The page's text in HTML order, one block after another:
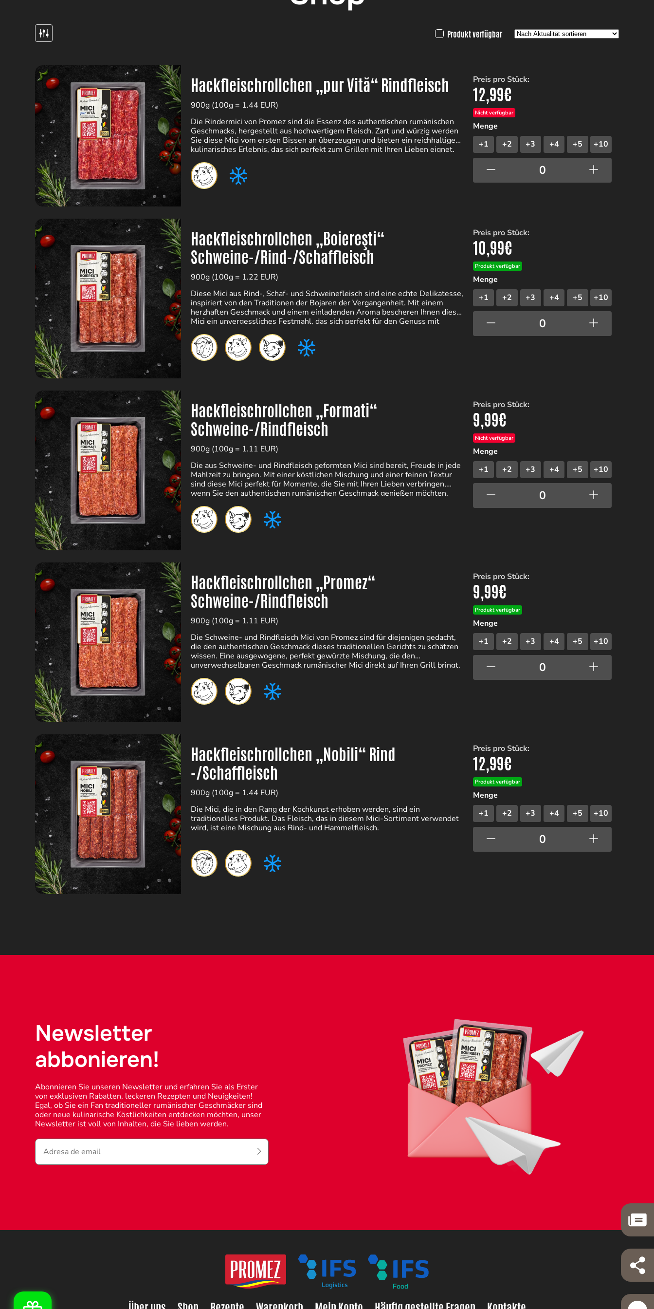
Produkt verfügbar
Hackfleischrollchen „pur Vită“ Rindfleisch
900g (100g = 1.44 EUR)
Die Rindermici von Promez sind die Essenz des authentischen rumänischen
Geschmacks, hergestellt aus hochwertigem Fleisch. Zart und würzig werden
Sie diese Mici vom ersten Bissen an überzeugen und bieten ein reichhaltiges
kulinarisches Erlebnis, das sich perfekt zum Grillen mit Ihren Lieben eignet.
Preis pro Stück:
12,99€
Nicht verfügbar
Menge
+1
+2 +3 +4 +5 +10
Hackfleischrollchen „Boiereşti“
Schweine-/Rind-/Schaffleisch
900g (100g = 1.22 EUR)
Diese Mici aus Rind-, Schaf- und Schweinefleisch sind eine echte Delikatesse,
inspiriert von den Traditionen der Bojaren der Vergangenheit. Mit einem
herzhaften Geschmack und einem einladenden Aroma bescheren Ihnen diese
Mici ein unvergessliches Festmahl, das sich perfekt für den Genuss mit
Preis pro Stück:
10,99€
Produkt verfügbar
Menge
+1
+2 +3 +4 +5 +10
Hackfleischrollchen „Formati“
Schweine-/Rindfleisch
900g (100g = 1.11 EUR)
Die aus Schweine- und Rindfleisch geformten Mici sind bereit, Freude in jede
Mahlzeit zu bringen. Mit einer köstlichen Mischung und einer feinen Textur
sind diese Mici perfekt für Momente, die Sie mit Ihren Lieben verbringen,
wenn Sie den authentischen rumänischen Geschmack genießen möchten.
Preis pro Stück:
9,99€
Nicht verfügbar
Menge
+1
+2 +3 +4 +5 +10
Hackfleischrollchen „Promez“
Schweine-/Rindfleisch
900g (100g = 1.11 EUR)
Die Schweine- und Rindfleisch Mici von Promez sind für diejenigen gedacht,
die den authentischen Geschmack dieses traditionellen Gerichts zu schätzen
wissen. Eine ausgewogene, perfekt gewürzte Mischung, die den
unverwechselbaren Geschmack rumänischer Mici direkt auf Ihren Grill bringt.
Preis pro Stück:
9,99€
Produkt verfügbar
Menge
+1
+2 +3 +4 +5 +10
Hackfleischrollchen „Nobili“ Rind
-/Schaffleisch
900g (100g = 1.44 EUR)
Die Mici, die in den Rang der Kochkunst erhoben werden, sind ein
traditionelles Produkt. Das Fleisch, das in diesem Mici-Sortiment verwendet
wird, ist eine Mischung aus Rind- und Hammelfleisch.
Preis pro Stück:
12,99€
Produkt verfügbar
Menge
+1
+2 +3 +4 +5 +10
Newsletter
abbonieren!
Abonnieren Sie unseren Newsletter und erfahren Sie als Erster
von exklusiven Rabatten, leckeren Rezepten und Neuigkeiten!
Egal, ob Sie ein Fan traditioneller rumänischer Geschmäcker sind
oder neue kulinarische Köstlichkeiten entdecken möchten, unser
Newsletter ist voll von Inhalten, die Sie lieben werden.